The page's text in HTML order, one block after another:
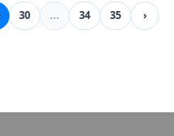
30 ... 34 35 ›